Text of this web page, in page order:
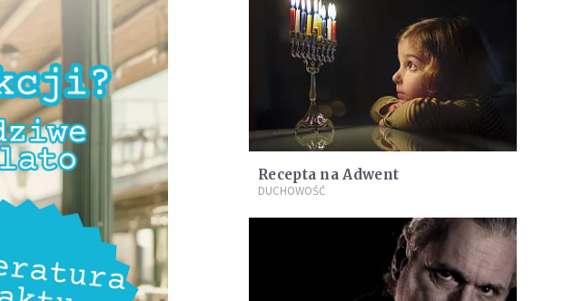
Recepta na Adwent
DUCHOWOŚĆ